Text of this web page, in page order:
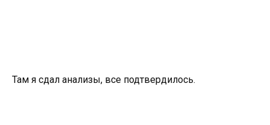
Там я сдал анализы, все подтвердилось.